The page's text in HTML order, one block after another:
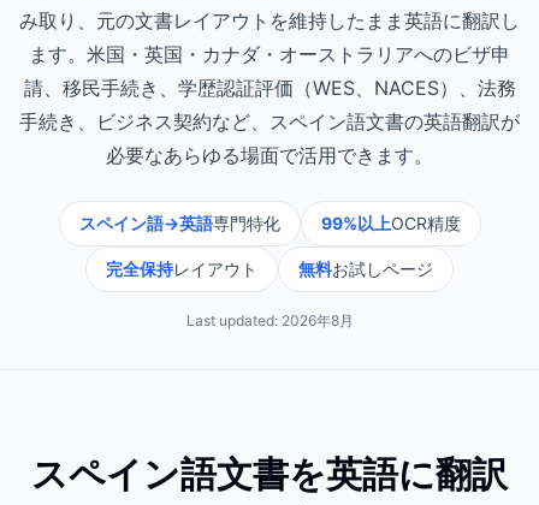
み取り、元の文書レイアウトを維持したまま英語に翻訳し
ます。米国・英国・カナダ・オーストラリアへのビザ申
請、移民手続き、学歴認証評価（WES、NACES）、法務
手続き、ビジネス契約など、スペイン語文書の英語翻訳が
必要なあらゆる場面で活用できます。
スペイン語→英語専門特化 99%以上OCR精度
完全保持レイアウト 無料お試しページ
Last updated: 2026年8月
スペイン語文書を英語に翻訳